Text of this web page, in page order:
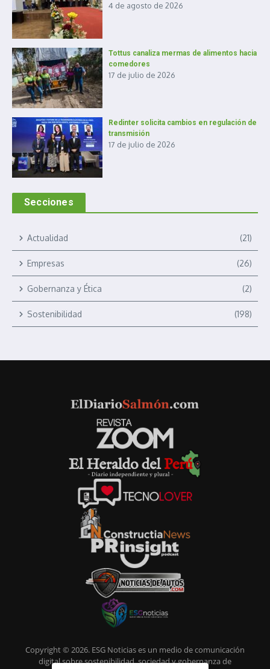
4 de agosto de 2026
Tottus canaliza mermas de alimentos hacia
comedores
17 de julio de 2026
Redinter solicita cambios en regulación de
transmisión
17 de julio de 2026
Secciones
Actualidad (21)
Empresas (26)
Gobernanza y Ética (2)
Sostenibilidad (198)
Copyright © 2026. ESG Noticias es un medio de comunicación
digital sobre sostenibilidad, sociedad y gobernanza de